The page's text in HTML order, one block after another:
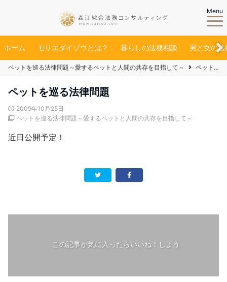
Menu
ホーム モリエダイゾウとは？ 暮らしの法務相談 男と女の法
ペットを巡る法律問題～愛するペットと人間の共存を目指して～ ペットを巡る法律問題
ペットを巡る法律問題
2009年10月25日
ペットを巡る法律問題～愛するペットと人間の共存を目指して～
近日公開予定！
この記事が気に入ったらいいね！しよう